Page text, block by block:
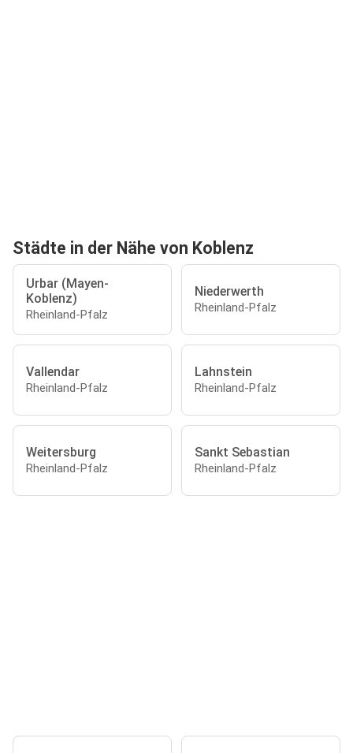
Städte in der Nähe von Koblenz
Urbar (Mayen-
Koblenz)
Rheinland-Pfalz
Niederwerth
Rheinland-Pfalz
Vallendar
Rheinland-Pfalz
Lahnstein
Rheinland-Pfalz
Weitersburg
Rheinland-Pfalz
Sankt Sebastian
Rheinland-Pfalz